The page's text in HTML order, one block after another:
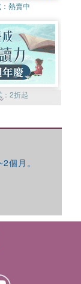
熱賣中
：2折起
個月。